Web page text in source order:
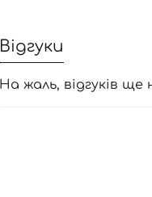
Відгуки
На жаль, відгуків